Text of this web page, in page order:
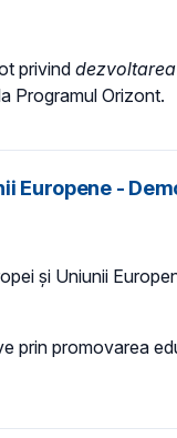
privind
Programul Orizont.
Europene -
și Uniunii
prin promovarea